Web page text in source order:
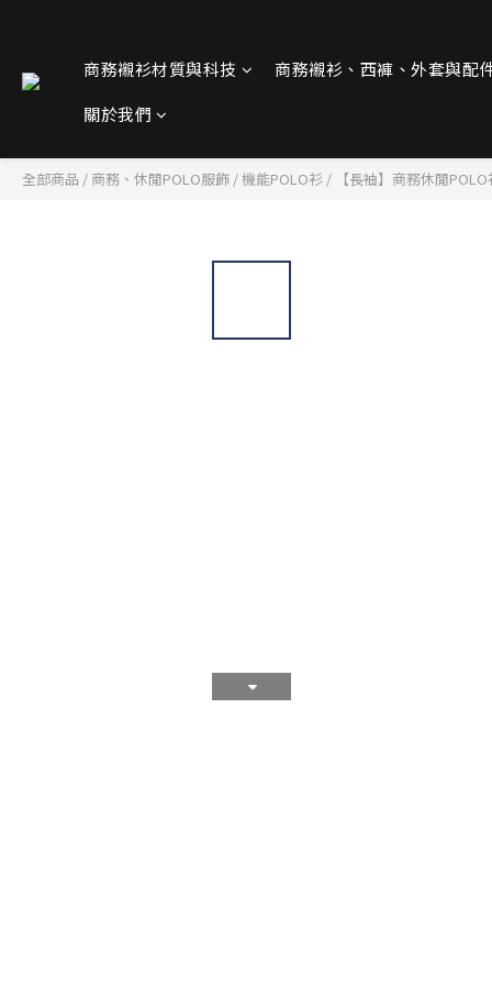
商務襯衫材質與科技
商務襯衫、西褲、外套與配
關於我們
全部商品 / 商務、休閒POLO服飾 /機能POLO衫 / 【長袖】商務休閒POLO